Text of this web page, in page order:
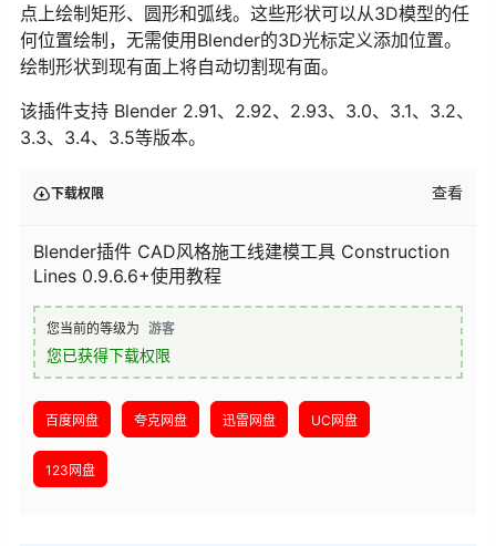
点上绘制矩形、圆形和弧线。这些形状可以从3D模型的任
何位置绘制，无需使用Blender的3D光标定义添加位置。
绘制形状到现有面上将自动切割现有面。
该插件支持 Blender 2.91、2.92、2.93、3.0、3.1、3.2、
3.3、3.4、3.5等版本。
下载权限 查看
Blender插件 CAD风格施工线建模工具 Construction
Lines 0.9.6.6+使用教程
您当前的等级为 游客
您已获得下载权限
百度网盘 夸克网盘 迅雷网盘 UC网盘
123网盘